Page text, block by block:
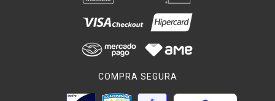
COMPRA SEGURA